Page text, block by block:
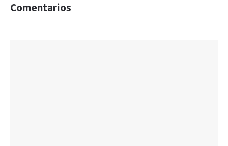
Comentarios